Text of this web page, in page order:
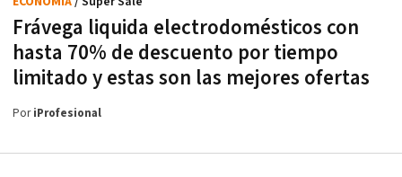
Frávega liquida electrodomésticos con
hasta 70% de descuento por tiempo
limitado y estas son las mejores ofertas
PoriProfesional